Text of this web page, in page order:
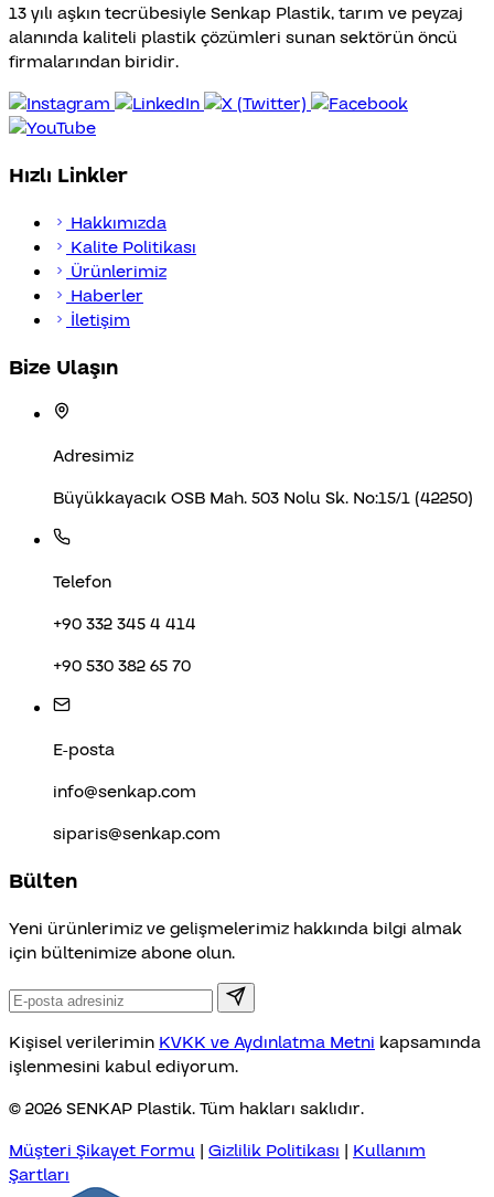
13 yılı aşkın tecrübesiyle Senkap Plastik, tarım ve peyzaj
alanında kaliteli plastik çözümleri sunan sektörün öncü
firmalarından biridir.
Hızlı Linkler
Hakkımızda
Kalite Politikası
Ürünlerimiz
Haberler
İletişim
Bize Ulaşın
Adresimiz
Büyükkayacık OSB Mah. 503 Nolu Sk. No:15/1 (42250)
Telefon
+90 332 345 4 414
+90 530 382 65 70
E-posta
info@senkap.com
siparis@senkap.com
Bülten
Yeni ürünlerimiz ve gelişmelerimiz hakkında bilgi almak
için bültenimize abone olun.
Kişisel verilerimin KVKK ve Aydınlatma Metni kapsamında
işlenmesini kabul ediyorum.
© 2026 SENKAP Plastik. Tüm hakları saklıdır.
Müşteri Şikayet Formu | Gizlilik Politikası | Kullanım
Şartları